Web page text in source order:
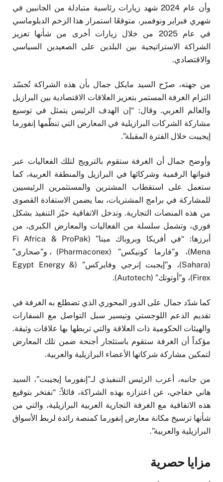
وأن عام 2024 شهد زيارات رئاسية متبادلة من الجانبين في
شهري فبراير ونوفمبر، متوقعًا استمرار هذا الزخم الدبلوماسي
في عام 2025 من خلال زيارات أخرى من شأنها تعزيز
الشراكة الاستراتيجية بين البلدين على الصعيدين السياسي
والاقتصادي.
من جهته، صرّح السيد مايكل جمال بأن هذه الشراكة تُجسّد
التزام الغرفة المستمر بتعزيز العلاقات الاقتصادية بين البرازيل
والعالم العربي. وقال: “إن الهدف الرئيس يتمثل في توسيع
مشاركة الشركات البرازيلية في المعارض التي تنظّمها إنفورما
إيجيبت خلال الفترة المقبلة”.
وأوضح جمال أن الغرفة ستقوم بالترويج لتلك الفعاليات عبر
قنواتها الرقمية وشركائها في البرازيل والمنطقة العربية، كما
ستعمل على استقطاب المشترين والمستثمرين الرئيسيين
للمشاركة في برامج المشتريات، بما يضمن الاستفادة القصوى
من هذه المنصات التجارية. وتدخل الاتفاقية حيّز التنفيذ بشكل
فوري، وتشمل سلسلة من الفعاليات والمعارض الكبرى، من
أبرزها: “في أفريكا وبروباك مينا” (Fi Africa & ProPak
Mena)، و”فارما كونيكس” (Pharmaconex)، و”صحارى”
(Sahara)، و”إيجبت إنرجي وفايركس” (Egypt Energy &
Firex)، و”أوتوتك” (Autotech).
كما شدّد جمال على الدور المحوري الذي تضطلع به الغرفة في
تقديم الدعم اللوجستي وتيسير سبل التواصل مع السفارات
والهيئات الحكومية ذات العلاقة والتي تربطها بها علاقات وثيقة.
مؤكداً أن الغرفة ستقوم باستئجار أجنحة ضمن تلك المعارض
لتمكين مشاركة شركاتها الأعضاء البرازيلية والعربية.
من جانبه، أعرب الرئيس التنفيذي لـ”إنفورما إيجيبت”، السيد
هاني خفاجي، عن اعتزازه بهذه الشراكة، قائلاً: “نفتخر بتوقيع
هذه الاتفاقية مع الغرفة التجارية العربية البرازيلية، والتي من
شأنها ترسيخ مكانة معارض إنفورما كمنصة رائدة لربط الأسواق
البرازيلية والعربية”.
مزايا حصرية